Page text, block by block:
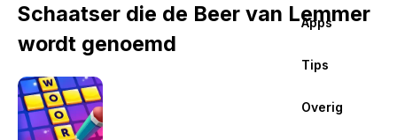
Apps
Tips
Overig
Schaatser die de Beer van Lemmer
wordt genoemd